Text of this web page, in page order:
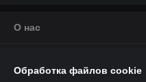
О нас
Обработка файлов cookie